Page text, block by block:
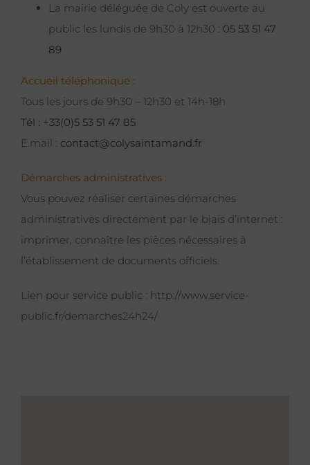
La mairie déléguée de Coly est ouverte au
public les lundis de 9h30 à 12h30 : 05 53 51 47
89
Accueil téléphonique :
Tous les jours de 9h30 – 12h30 et 14h-18h
Tél : +33(0)5 53 51 47 85
E.mail : contact@colysaintamand.fr
Démarches administratives :
Vous pouvez réaliser certaines démarches
administratives directement par le biais d’internet :
imprimer, connaître les pièces nécessaires à
l’établissement de documents officiels.
Lien pour service public : http://www.service-
public.fr/demarches24h24/